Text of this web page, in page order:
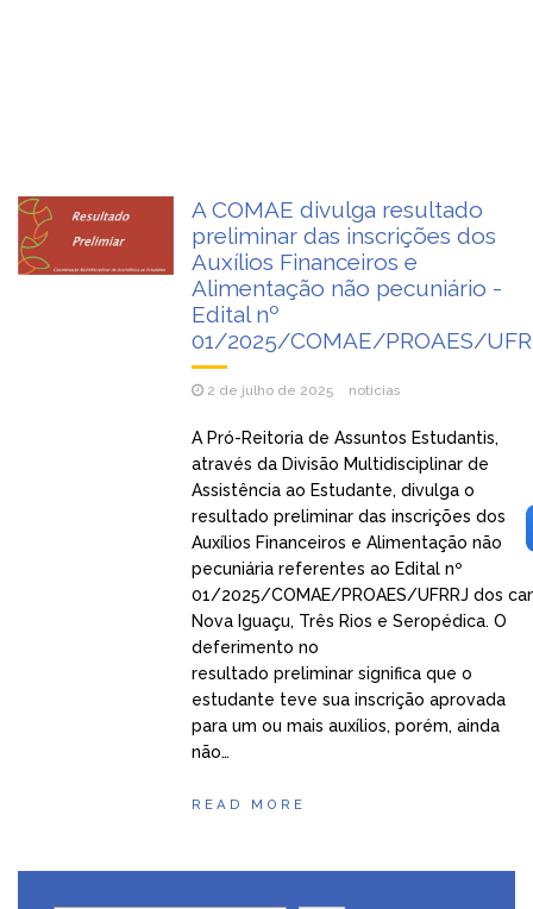
A COMAE divulga resultado
preliminar das inscrições dos
Auxílios Financeiros e
Alimentação não pecuniário -
Edital nº
01/2025/COMAE/PROAES/
2 de julho de 2025 noticias
A Pró-Reitoria de Assuntos Estudantis,
através da Divisão Multidisciplinar de
Assistência ao Estudante, divulga o
resultado preliminar das inscrições dos
Auxílios Financeiros e Alimentação não
pecuniária referentes ao Edital nº
01/2025/COMAE/PROAES/UFRRJ dos
Nova Iguaçu, Três Rios e Seropédica. O
deferimento no
resultado preliminar significa que o
estudante teve sua inscrição aprovada
para um ou mais auxílios, porém, ainda
não…
READ MORE